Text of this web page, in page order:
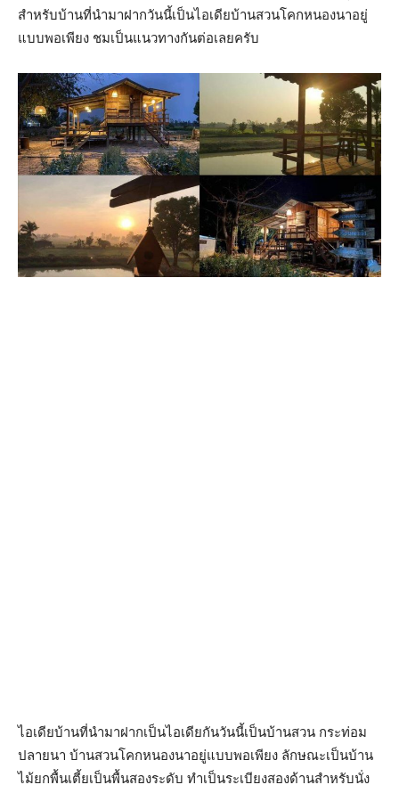
สำหรับบ้านที่นำมาฝากวันนี้เป็นไอเดียบ้านสวนโคกหนองนาอยู่
แบบพอเพียง ชมเป็นแนวทางกันต่อเลยครับ
ไอเดียบ้านที่นำมาฝากเป็นไอเดียกันวันนี้เป็นบ้านสวน กระท่อม
ปลายนา บ้านสวนโคกหนองนาอยู่แบบพอเพียง ลักษณะเป็นบ้าน
ไม้ยกพื้นเตี้ยเป็นพื้นสองระดับ ทำเป็นระเบียงสองด้านสำหรับนั่ง